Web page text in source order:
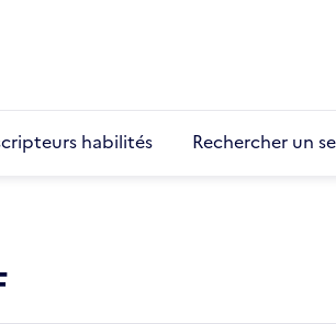
habilités Rechercher un